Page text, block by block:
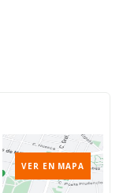
VER EN MAPA